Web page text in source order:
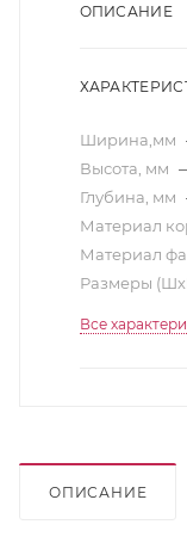
ОПИСАНИЕ
Ширина,мм
Высота, мм
Глубина, мм
Материал
Материал
Размеры
Все
ОПИСАНИЕ